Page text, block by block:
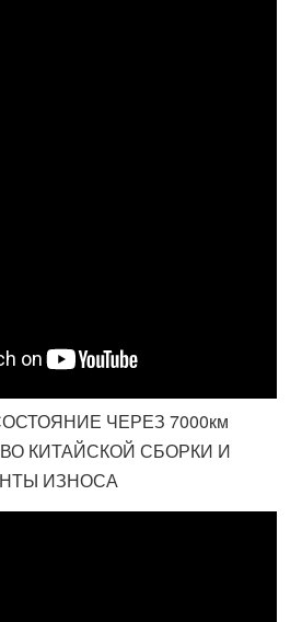
ЧЕРЕЗ 7000км
КИТАЙСКОЙ СБОРКИ И
ИЗНОСА